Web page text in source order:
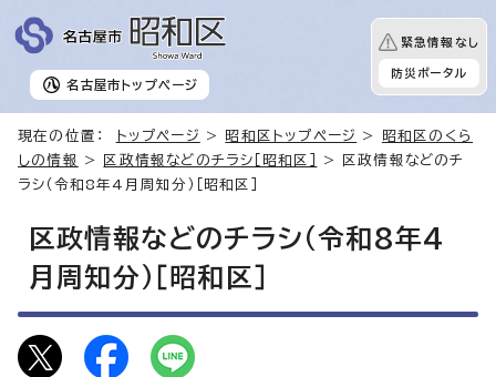
名古屋市 トップページ
緊急情報なし
防災ポータル
現在の位置： トップページ > 昭和区トップページ >
昭和区のくら
しの情報
> 区政情報などのチラシ［昭和区］
> 区政情報などのチ
ラシ（令和8年4月周知分）［昭和区］
区政情報などのチラシ（令和8年4
月周知分）［昭和区］